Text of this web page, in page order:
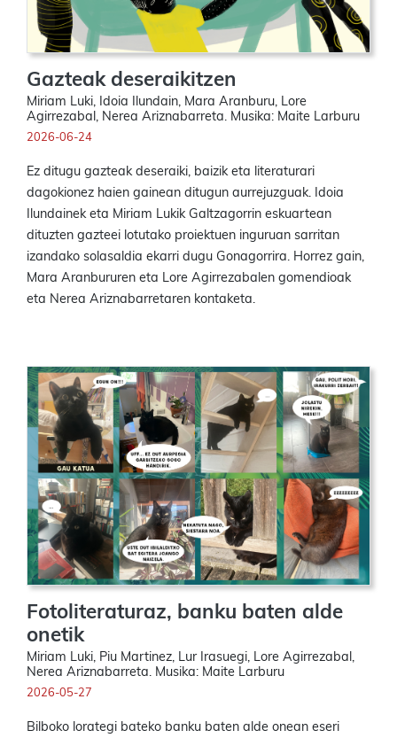
Gazteak deseraikitzen
Miriam Luki, Idoia Ilundain, Mara Aranburu, Lore
Agirrezabal, Nerea Ariznabarreta. Musika: Maite Larburu
2026-06-24
Ez ditugu gazteak deseraiki, baizik eta literaturari
dagokionez haien gainean ditugun aurrejuzguak. Idoia
Ilundainek eta Miriam Lukik Galtzagorrin eskuartean
dituzten gazteei lotutako proiektuen inguruan sarritan
izandako solasaldia ekarri dugu Gonagorrira. Horrez gain,
Mara Aranbururen eta Lore Agirrezabalen gomendioak
eta Nerea Ariznabarretaren kontaketa.
Fotoliteraturaz, banku baten alde
onetik
Miriam Luki, Piu Martinez, Lur Irasuegi, Lore Agirrezabal,
Nerea Ariznabarreta. Musika: Maite Larburu
2026-05-27
Bilboko lorategi bateko banku baten alde onean eseri